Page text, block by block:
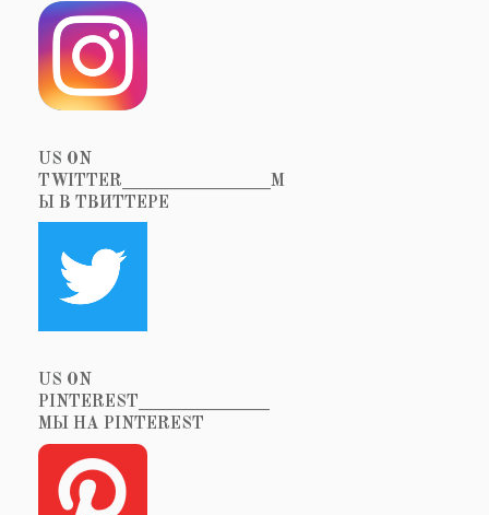
US ON
TWITTER_________________М
Ы В ТВИТТЕРЕ
US ON
PINTEREST_______________
МЫ НА PINTEREST